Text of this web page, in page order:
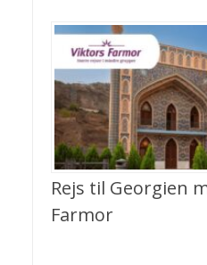
Rejs til Georgien
Farmor